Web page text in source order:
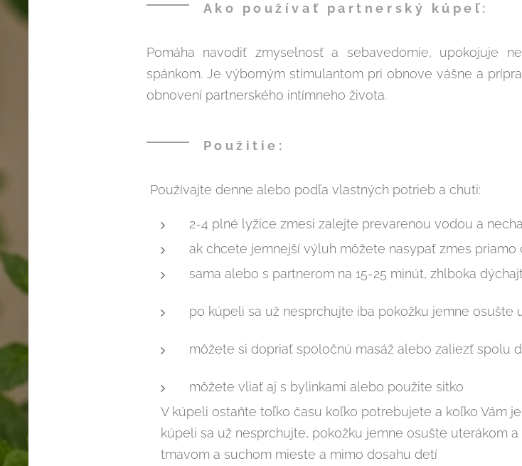
Ako používať partnerský kúpeľ:
Pomáha navodiť zmyselnosť a sebavedomie, upokojuje
spánkom. Je výborným stimulantom pri obnove vášne a
obnovení partnerského intímneho života.
Použitie:
Používajte denne alebo podľa vlastných potrieb a chuti:
2-4 plné lyžice zmesi zalejte prevarenou vodou a
ak chcete jemnejší výluh môžete nasypať zmes
sama alebo s partnerom na 15-25 minút, zhlboka
po kúpeli sa už nesprchujte iba pokožku jemne osušte
môžete si dopriať spoločnú masáž alebo zaliezť spolu
môžete vliať aj s bylinkami alebo použite sitko
V kúpeli ostaňte toľko času koľko potrebujete a koľko Vám
kúpeli sa už nesprchujte, pokožku jemne osušte uterákom
tmavom a suchom mieste a mimo dosahu detí